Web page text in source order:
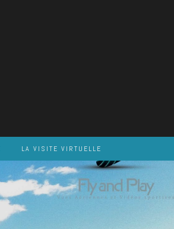
LA VISITE VIRTUELLE